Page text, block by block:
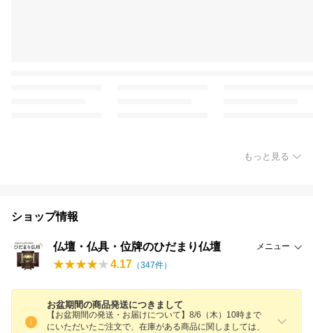
もっと見る
ショップ情報
仏壇・仏具・位牌のひだまり仏壇 メニュー
4.17 （347件）
お盆期間の商品発送につきまして
【お盆期間の発送・お届けについて】8/6（木）10時まで
にいただいたご注文で、在庫がある商品に関しましては、